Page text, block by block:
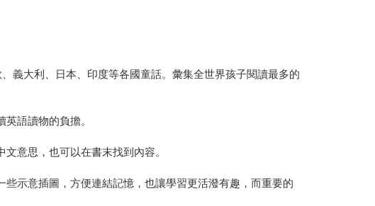
義大利、日本、印度等各國童話。彙集全世界孩子閱讀最多的
語讀物的負擔。
意思，也可以在書末找到內容。
示意插圖，方便連結記憶，也讓學習更活潑有趣，而重要的